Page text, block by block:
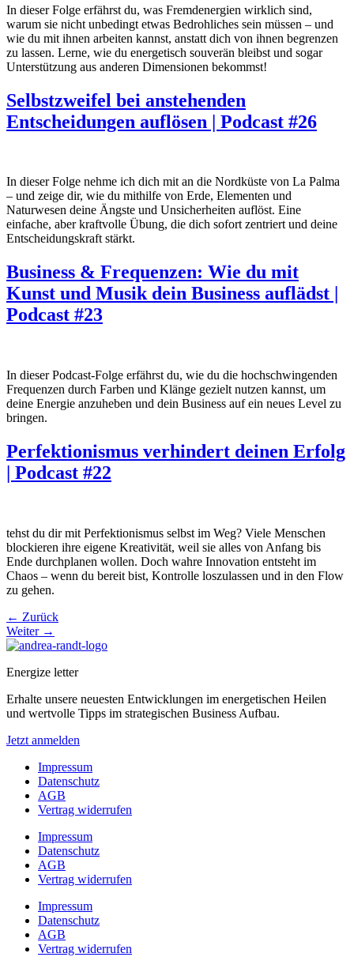
In dieser Folge erfährst du, was Fremdenergien wirklich sind,
warum sie nicht unbedingt etwas Bedrohliches sein müssen – und
wie du mit ihnen arbeiten kannst, anstatt dich von ihnen begrenzen
zu lassen. Lerne, wie du energetisch souverän bleibst und sogar
Unterstützung aus anderen Dimensionen bekommst!
Selbstzweifel bei anstehenden
Entscheidungen auflösen | Podcast #26
In dieser Folge nehme ich dich mit an die Nordküste von La Palma
– und zeige dir, wie du mithilfe von Erde, Elementen und
Naturwesen deine Ängste und Unsicherheiten auflöst. Eine
einfache, aber kraftvolle Übung, die dich sofort zentriert und deine
Entscheidungskraft stärkt.
Business & Frequenzen: Wie du mit
Kunst und Musik dein Business auflädst |
Podcast #23
In dieser Podcast-Folge erfährst du, wie du die hochschwingenden
Frequenzen durch Farben und Klänge gezielt nutzen kannst, um
deine Energie anzuheben und dein Business auf ein neues Level zu
bringen.
Perfektionismus verhindert deinen Erfolg
| Podcast #22
tehst du dir mit Perfektionismus selbst im Weg? Viele Menschen
blockieren ihre eigene Kreativität, weil sie alles von Anfang bis
Ende durchplanen wollen. Doch wahre Innovation entsteht im
Chaos – wenn du bereit bist, Kontrolle loszulassen und in den Flow
zu gehen.
← Zurück
Weiter →
Energize letter
Erhalte unsere neuesten Entwicklungen im energetischen Heilen
und wertvolle Tipps im strategischen Business Aufbau.
Jetzt anmelden
Impressum
Datenschutz
AGB
Vertrag widerrufen
Impressum
Datenschutz
AGB
Vertrag widerrufen
Impressum
Datenschutz
AGB
Vertrag widerrufen